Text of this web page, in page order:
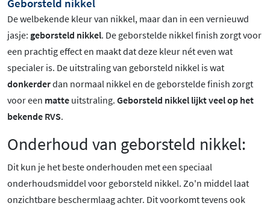
Geborsteld nikkel
De welbekende kleur van nikkel, maar dan in een vernieuwd
jasje: geborsteld nikkel. De geborstelde nikkel finish zorgt voor
een prachtig effect en maakt dat deze kleur nét even wat
specialer is. De uitstraling van geborsteld nikkel is wat
donkerderdan normaal nikkel en de geborstelde finish zorgt
voor een matte uitstraling. Geborsteld nikkel lijkt veel op het
bekende RVS.
Onderhoud van geborsteld nikkel:
Dit kun je het beste onderhouden met een speciaal
onderhoudsmiddel voor geborsteld nikkel. Zo'n middel laat
onzichtbare beschermlaag achter. Dit voorkomt tevens ook